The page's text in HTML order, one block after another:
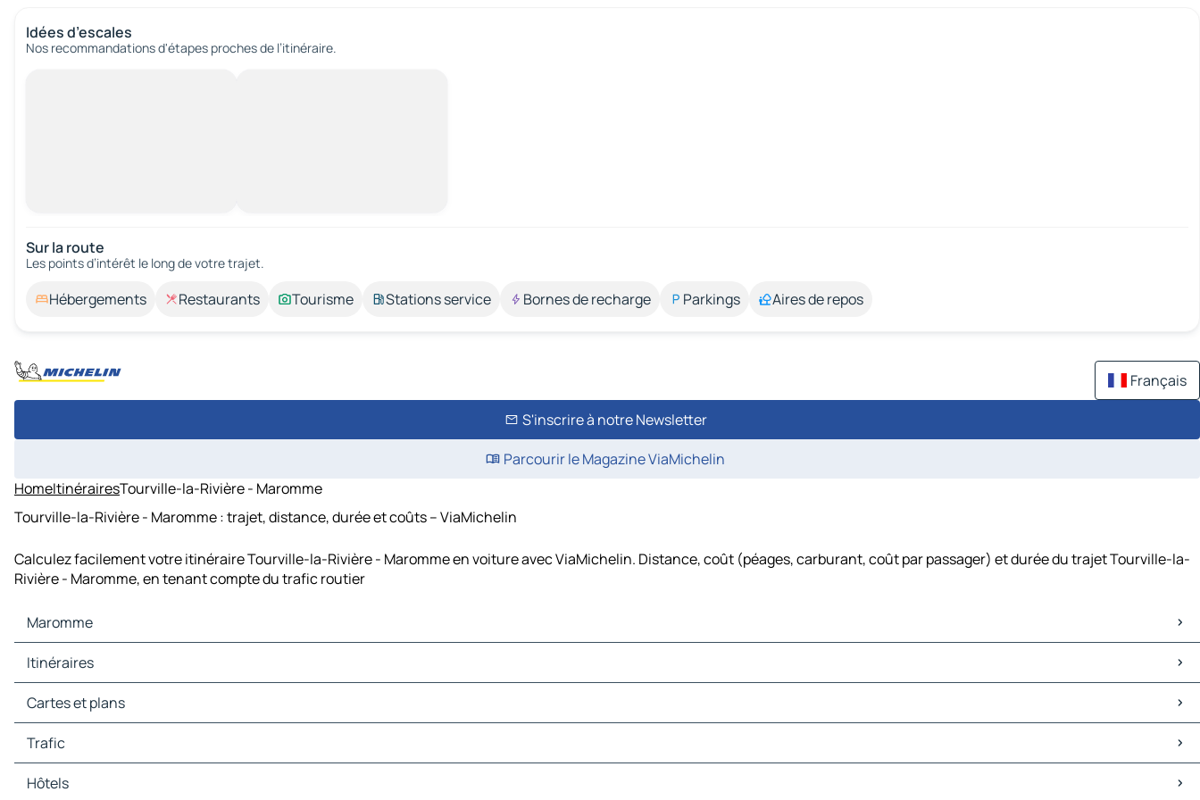
Idées d’escales
Nos recommandations d'étapes proches de l’itinéraire.
Sur la route
Les points d’intérêt le long de votre trajet.
Hébergements Restaurants Tourisme Stations service Bornes de recharge Parkings Aires de repos
Français
S'inscrire à notre Newsletter
Parcourir le Magazine ViaMichelin
HomeItinérairesTourville-la-Rivière - Maromme
Tourville-la-Rivière - Maromme : trajet, distance, durée et coûts – ViaMichelin
Calculez facilement votre itinéraire Tourville-la-Rivière - Maromme en voiture avec ViaMichelin. Distance, coût (péages, carburant, coût par passager) et durée du trajet Tourville-la-
Rivière - Maromme, en tenant compte du trafic routier
Maromme
Maromme Cartes et plans
Maromme Trafic
Maromme Hôtels
Maromme Restaurants
Maromme Stations-service
Itinéraires
Itinéraires Maromme - Rouen
Itinéraires Maromme - Jumièges
Itinéraires Maromme - Canteleu
Itinéraires Maromme - Mont-Saint-Aignan
Itinéraires Maromme - Le Petit-Quevilly
Itinéraires Maromme - Bois-Guillaume
Cartes et plans
Cartes et plans Rouen
Cartes et plans Jumièges
Cartes et plans Canteleu
Cartes et plans Mont-Saint-Aignan
Trafic
Trafic Rouen
Trafic Jumièges
Hôtels